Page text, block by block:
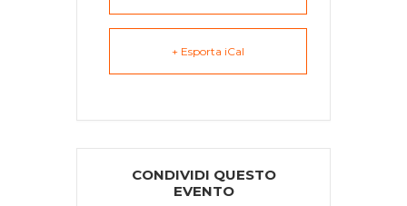
+ Esporta iCal
CONDIVIDI QUESTO
EVENTO